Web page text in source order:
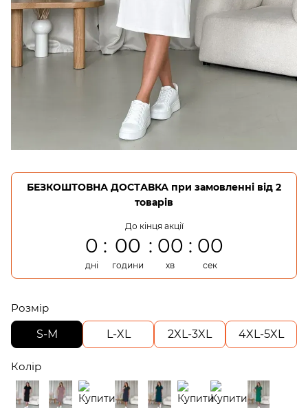
БЕЗКОШТОВНА ДОСТАВКА при замовленні від 2
товарів
До кінця акції
0
дні
00
години
00
хв
00
сек
Розмір
S-M
L-XL 2XL-3XL 4XL-5XL
Колір